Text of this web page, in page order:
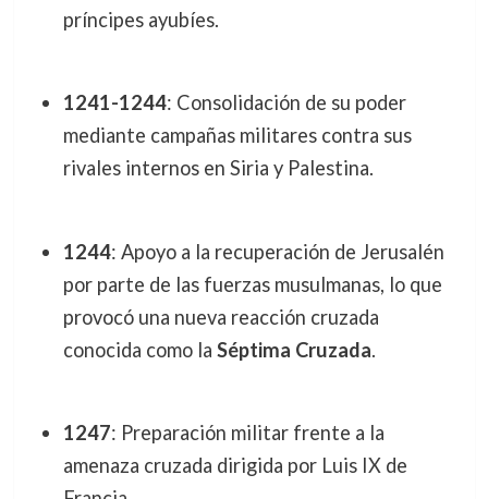
príncipes ayubíes.
1241-1244: Consolidación de su poder
mediante campañas militares contra sus
rivales internos en Siria y Palestina.
1244: Apoyo a la recuperación de Jerusalén
por parte de las fuerzas musulmanas, lo que
provocó una nueva reacción cruzada
conocida como la Séptima Cruzada.
1247: Preparación militar frente a la
amenaza cruzada dirigida por Luis IX de